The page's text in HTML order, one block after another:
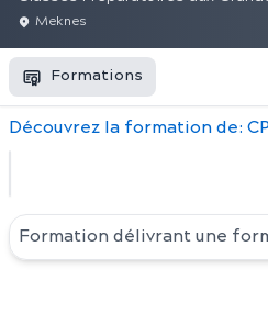
Meknes
Formations
Découvrez la formation de:
Formation délivrant une